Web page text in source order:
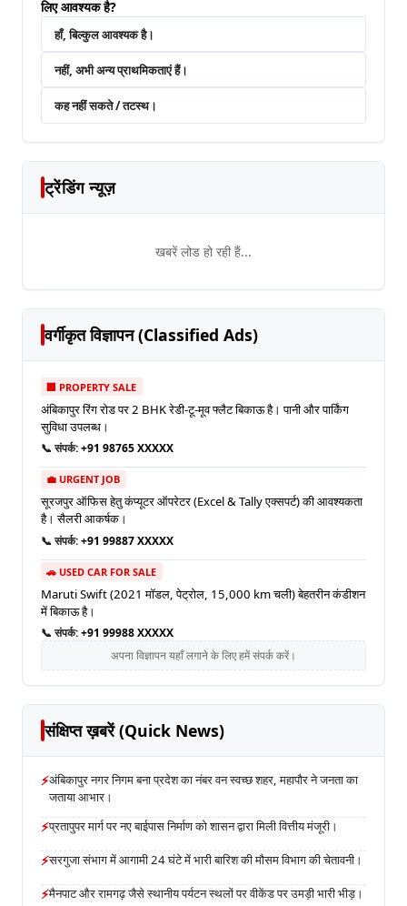
लिए आवश्यक है?
हाँ, बिल्कुल आवश्यक है।
नहीं, अभी अन्य प्राथमिकताएं हैं।
कह नहीं सकते / तटस्थ।
ट्रेंडिंग न्यूज़
खबरें लोड हो रही हैं...
वर्गीकृत विज्ञापन (Classified Ads)
🏢 PROPERTY SALE
अंबिकापुर रिंग रोड पर 2 BHK रेडी-टू-मूव फ्लैट बिकाऊ है। पानी और पार्किंग
सुविधा उपलब्ध।
📞 संपर्क:+91 98765 XXXXX
💼 URGENT JOB
सूरजपुर ऑफिस हेतु कंप्यूटर ऑपरेटर (Excel & Tally एक्सपर्ट) की आवश्यकता
है। सैलरी आकर्षक।
📞 संपर्क:+91 99887 XXXXX
🚗 USED CAR FOR SALE
Maruti Swift (2021 मॉडल, पेट्रोल, 15,000 km चली) बेहतरीन कंडीशन
में बिकाऊ है।
📞 संपर्क:+91 99988 XXXXX
अपना विज्ञापन यहाँ लगाने के लिए हमें संपर्क करें।
संक्षिप्त ख़बरें (Quick News)
⚡अंबिकापुर नगर निगम बना प्रदेश का नंबर वन स्वच्छ शहर, महापौर ने जनता का
जताया आभार।
⚡प्रतापुपर मार्ग पर नए बाईपास निर्माण को शासन द्वारा मिली वित्तीय मंजूरी।
⚡सरगुजा संभाग में आगामी 24 घंटे में भारी बारिश की मौसम विभाग की चेतावनी।
⚡मैनपाट और रामगढ़ जैसे स्थानीय पर्यटन स्थलों पर वीकेंड पर उमड़ी भारी भीड़।